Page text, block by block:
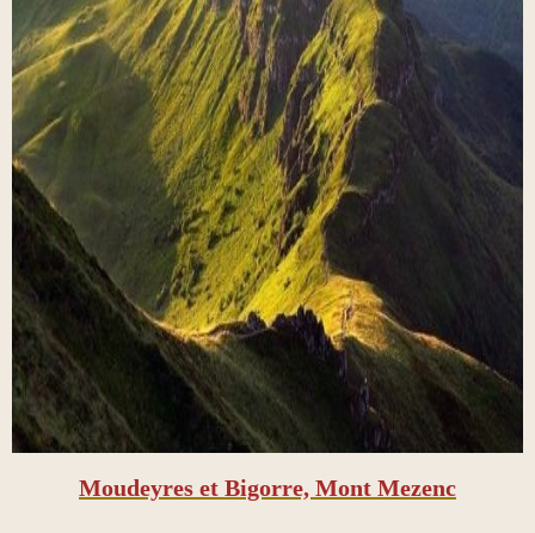
Moudeyres et Bigorre, Mont Mezenc